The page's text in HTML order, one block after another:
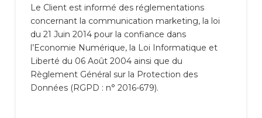
Le Client est informé des réglementations
concernant la communication marketing, la loi
du 21 Juin 2014 pour la confiance dans
l’Economie Numérique, la Loi Informatique et
Liberté du 06 Août 2004 ainsi que du
Règlement Général sur la Protection des
Données (RGPD : n° 2016-679).